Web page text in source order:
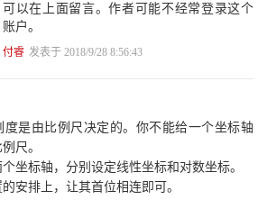
模板 79
可以在上面留言。作者可能不经常登录这个
账户。
付睿 发表于 2018/9/28 8:56:43
度是由比例尺决定的。你不能给一个坐标轴
尺。
坐标轴，分别设定线性坐标和对数坐标。
安排上，让其首位相连即可。